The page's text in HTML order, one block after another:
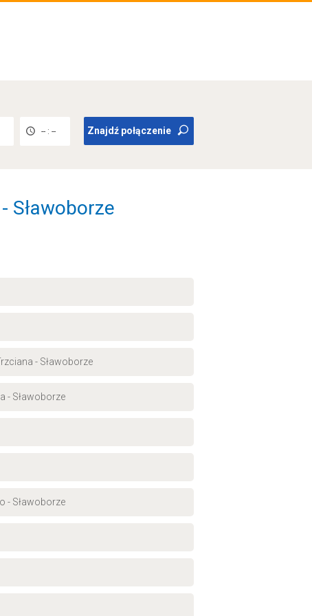
-- : -- Znajdź połączenie
Sławoborze
- Sławoborze
- Sławoborze
- Sławoborze